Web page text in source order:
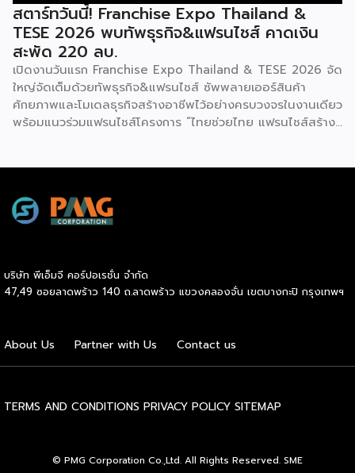
สตาร์ทวันนี้! Franchise Expo Thailand &
TESE 2026 พบทัพธุรกิจ&แฟรนไชส์ คาดเงิน
สะพัด 220 ลบ.
เปิดงานวันแรก Franchise Expo Thailand & TESE 2026 จัด
ใหญ่จัดเต็มด้วยทัพธุรกิจ&แฟรนไชส์ ซัพพลายเออร์สินค้า
ศักยภาพและโมเดลธุรกิจสร้างอาชีพไว้อย่างครบวงจรในงานเดียว
พร้อมแนวร่วมแฟรนไชส์โครงการ “ไทยช่วยไทย แฟรนไชส์สร้าง
ความรู้โดยผู้ทรงคุณวุฒิคับคั่ง และกิจกรรมเจรจาจับคู่ธุรกิจทั้งใน
และต่างประเทศ งานจัดต่อเนื่องระหว่างวันที่ 6-9 สิงหาคมนี้ ที่
ธุรกิจการค้า กระทรวงพาณิชย์ กล่าวว่า งาน ” Franchise Expo
Thailand & Thailand E-Commerce Selection Expo
บริษัท พีเอ็มจี คอร์ปอเรชั่น จำกัด
47,49 ซอยลาดพร้าว 140 ถ.ลาดพร้าว แขวงคลองจั่น เขตบางกะปิ กรุงเทพฯ
About Us Partner with Us Contact us
TERMS AND CONDITIONS PRIVACY POLICY SITEMAP
© PMG Corporation Co.,Ltd. All Rights Reserved. SME